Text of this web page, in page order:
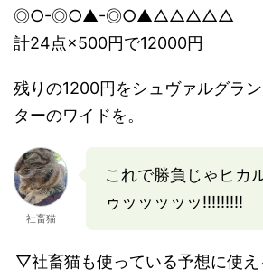
◎○-◎○▲-◎○▲△△△△△
計24点×500円で12000円
残りの1200円をシュヴァルグラ
ターのワイドを。
社畜猫
これで勝負じゃヒカ
ゥッッッッッ!!!!!!!!!
▽社畜猫も使っている予想に使え